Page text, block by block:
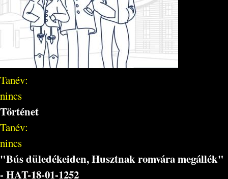
Tanév:
nincs
Történet
Tanév:
nincs
"Bús düledékeiden, Husztnak romvára megállék"
- HAT-18-01-1252